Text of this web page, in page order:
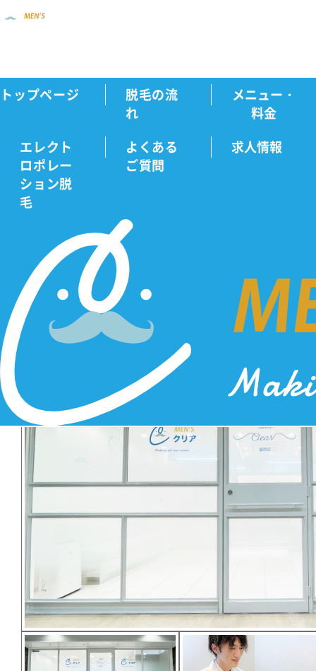
トップページ
脱毛の流
れ
メニュー・
料金
エレクト
ロポレー
ション脱
毛
よくある
ご質問
求人情報
Home 店舗一覧